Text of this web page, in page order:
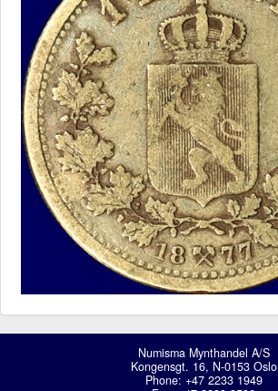
Numisma Mynthandel A/S
Kongensgt. 16, N-0153 Oslo
Phone: +47 2233 1949